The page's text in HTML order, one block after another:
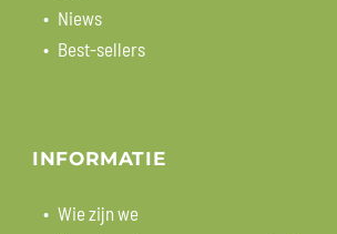
Niews
Best-sellers
INFORMATIE
Wie zijn we